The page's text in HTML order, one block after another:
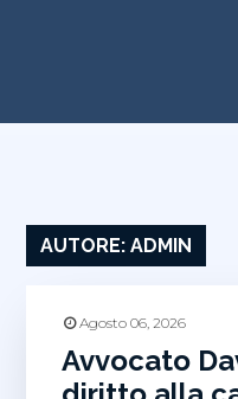
AUTORE:ADMIN
Agosto 06, 2026
Avvocato